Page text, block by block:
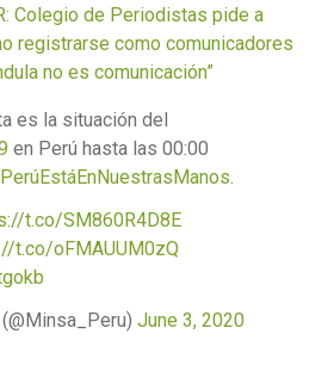
Colegio de Periodistas pide a
registrarse como comunicadores
no es comunicación”
es la situación del
en Perú hasta las 00:00
t.co/SM860R4D8E
t.co/oFMAUUM0zQ
June 3, 2020